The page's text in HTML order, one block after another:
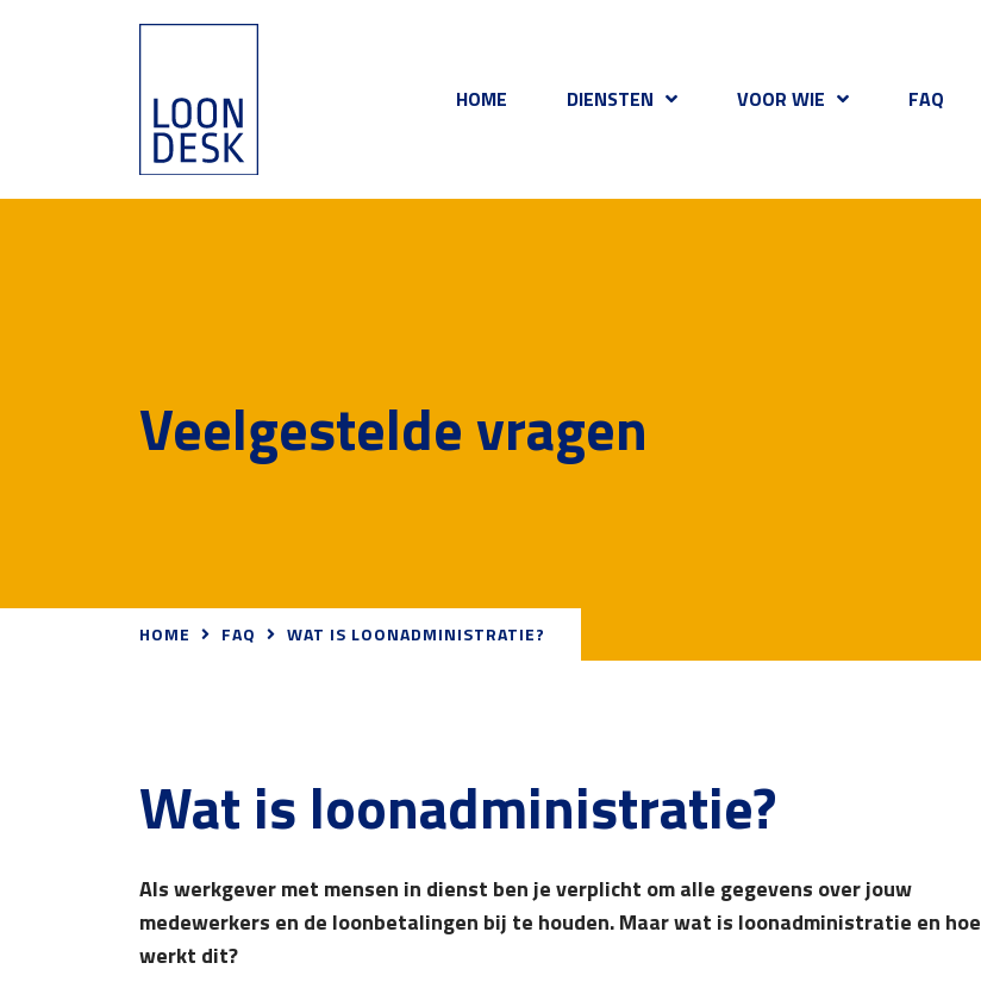
HOME DIENSTEN VOOR WIE FAQ
Veelgestelde vragen
HOME FAQ WAT IS LOONADMINISTRATIE?
Wat is loonadministratie?
Als werkgever met mensen in dienst ben je verplicht om alle gegevens over jouw
medewerkers en de loonbetalingen bij te houden. Maar wat is loonadministratie en hoe
werkt dit?